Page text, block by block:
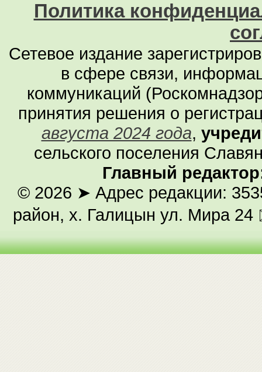
Политика
Сетевое издание
в сфере связи,
коммуникаций
принятия решения о
августа 2024 года,
сельского поселения
Главный
© 2026 ➤ Адрес редакции:
район, х. Галицын ул. Мира